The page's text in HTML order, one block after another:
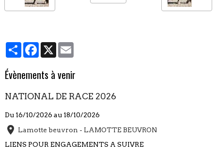
PartagerFacebook
X
Évènements à venir
NATIONAL DE RACE 2026
Du 16/10/2026 au 18/10/2026
Lamotte beuvron - LAMOTTE BEUVRON
LIENS POUR ENGAGEMENTS A SUIVRE